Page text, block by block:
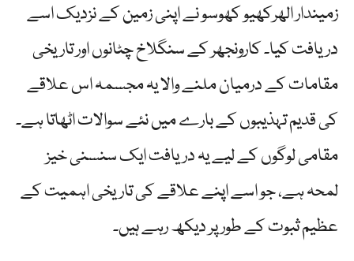
زمیندار الھرکھیو کھوسو نے اپنی زمین کے نزدیک اسے
دریافت کیا۔ کارونجھر کے سنگلاخ چٹانوں اور تاریخی
مقامات کے درمیان ملنے والا یہ مجسمہ اس علاقے
کی قدیم تہذیبوں کے بارے میں نئے سوالات اٹھاتا ہے۔
مقامی لوگوں کے لیے یہ دریافت ایک سنسنی خیز
لمحہ ہے، جو اسے اپنے علاقے کی تاریخی اہمیت کے
عظیم ثبوت کے طور پر دیکھ رہے ہیں۔